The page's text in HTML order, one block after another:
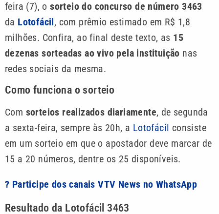
feira (7), osorteio do concurso de número 3463
da Lotofácil, com prêmio estimado em R$ 1,8
milhões. Confira, ao final deste texto, as 15
dezenas sorteadas ao vivo pela instituição nas
redes sociais da mesma.
Como funciona o sorteio
Com sorteios realizados diariamente, de segunda
a sexta-feira, sempre às 20h, a Lotofácil consiste
em um sorteio em que o apostador deve marcar de
15 a 20 números, dentre os 25 disponíveis.
? Participe dos canais VTV News no WhatsApp
Resultado da Lotofácil 3463